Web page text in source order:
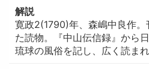
解説
寛政2(1790)年、森嶋中良作
た読物。『中山伝信録』から
琉球の風俗を記し、広く読まれ